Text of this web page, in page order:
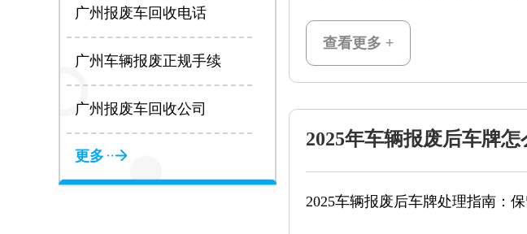
广州报废车回收电话
广州车辆报废正规手续
广州报废车回收公司
更多
（一）国家层面：税收减免+置换
1. 购置税全免窗口
查看更多 +
2025年车辆报废后车牌怎
2025车辆报废后车牌处理指南：